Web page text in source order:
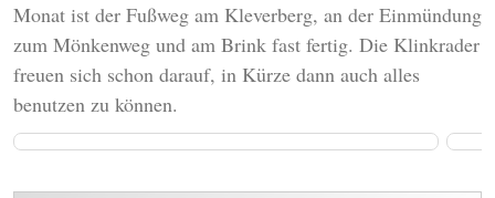
Monat ist der Fußweg am Kleverberg, an der Einmündung
zum Mönkenweg und am Brink fast fertig. Die Klinkrader
freuen sich schon darauf, in Kürze dann auch alles
benutzen zu können.